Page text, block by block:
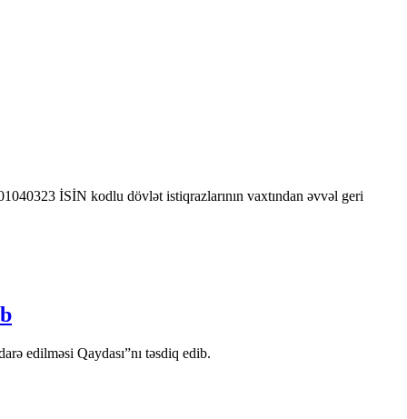
İSİN kodlu dövlət istiqrazlarının vaxtından əvvəl geri
edilməsi Qaydası”nı təsdiq edib.